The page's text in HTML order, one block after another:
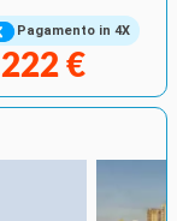
Pagamento in 4X
222 €